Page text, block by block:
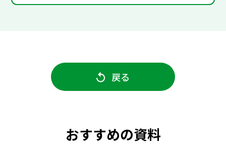
戻る
おすすめの資料